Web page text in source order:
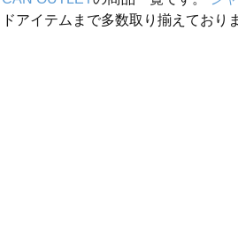
ドアイテムまで多数取り揃えており